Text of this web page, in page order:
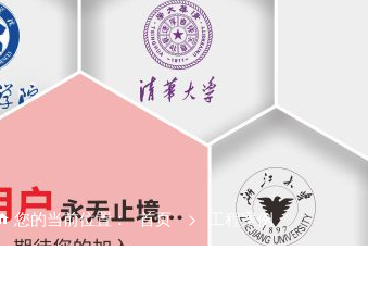
您的当前位置： 首页 > 工程案例